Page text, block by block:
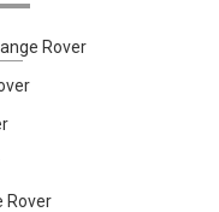
Rover
Rover